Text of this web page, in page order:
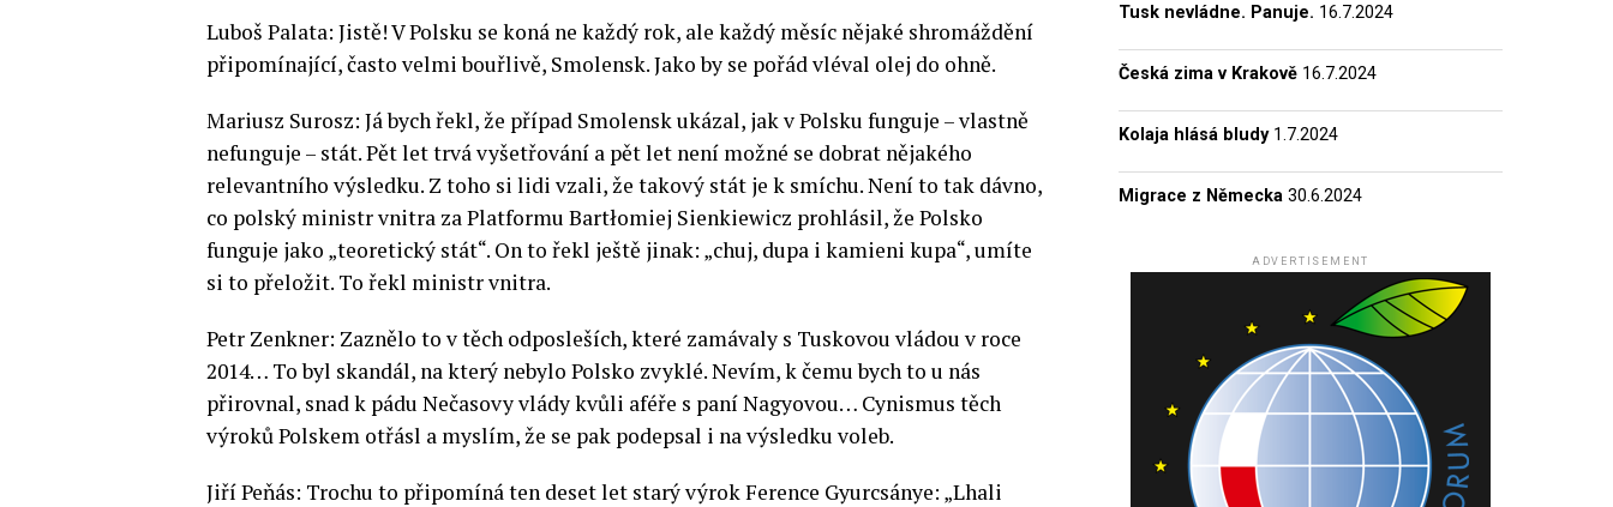
Luboš Palata: Jistě! V Polsku se koná ne každý rok, ale každý měsíc nějaké shromáždění
připomínající, často velmi bouřlivě, Smolensk. Jako by se pořád vléval olej do ohně.
Mariusz Surosz: Já bych řekl, že případ Smolensk ukázal, jak v Polsku funguje – vlastně
nefunguje – stát. Pět let trvá vyšetřování a pět let není možné se dobrat nějakého
relevantního výsledku. Z toho si lidi vzali, že takový stát je k smíchu. Není to tak dávno,
co polský ministr vnitra za Platformu Bartłomiej Sienkiewicz prohlásil, že Polsko
funguje jako „teoretický stát“. On to řekl ještě jinak: „chuj, dupa i kamieni kupa“, umíte
si to přeložit. To řekl ministr vnitra.
Petr Zenkner: Zaznělo to v těch odposleších, které zamávaly s Tuskovou vládou v roce
2014… To byl skandál, na který nebylo Polsko zvyklé. Nevím, k čemu bych to u nás
přirovnal, snad k pádu Nečasovy vlády kvůli aféře s paní Nagyovou… Cynismus těch
výroků Polskem otřásl a myslím, že se pak podepsal i na výsledku voleb.
Jiří Peňás: Trochu to připomíná ten deset let starý výrok Ference Gyurcsánye: „Lhali
Tusk nevládne. Panuje. 16.7.2024
Česká zima v Krakově 16.7.2024
Kolaja hlásá bludy 1.7.2024
Migrace z Německa 30.6.2024
ADVERTISEMENT